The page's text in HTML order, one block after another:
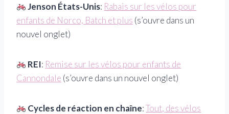
Jenson États-Unis: Rabais sur les vélos pour
enfants de Norco, Batch et plus (s’ouvre dans un
nouvel onglet)
REI: Remise sur les vélos pour enfants de
Cannondale (s’ouvre dans un nouvel onglet)
Cycles de réaction en chaîne:Tout, des vélos